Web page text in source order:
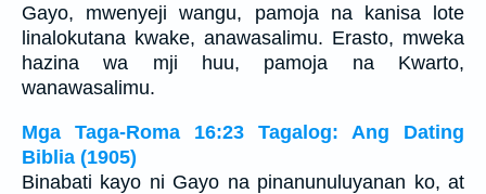
Gayo, mwenyeji wangu, pamoja na kanisa lote
linalokutana kwake, anawasalimu. Erasto, mweka
hazina wa mji huu, pamoja na Kwarto,
wanawasalimu.
Mga Taga-Roma 16:23 Tagalog: Ang Dating
Biblia (1905)
Binabati kayo ni Gayo na pinanunuluyanan ko, at